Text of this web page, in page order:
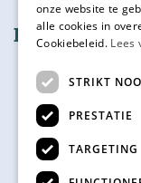
Bestel en
onze website te
alle cookies in
Cookiebeleid. Lees
STRIKT
PRESTATIE
TARGETING